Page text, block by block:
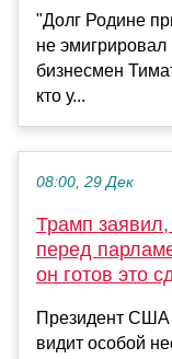
"Долг Родине
не эмигрировал
бизнесмен
кто у...
08:00, 29 Дек
Трамп
перед
он готов это
Президент США
видит особой